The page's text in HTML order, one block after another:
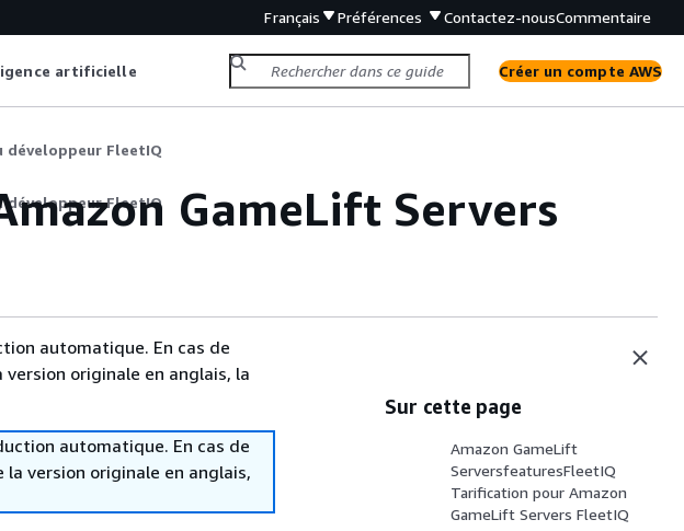
Français Préférences Contactez-nousCommentaire
artificielle Créer un compte AWS
développeur FleetIQ
développeur FleetIQ
GameLift Servers
automatique. En cas de
originale en anglais, la
automatique. En cas de
version originale en anglais,
Sur cette page
Amazon GameLift
ServersfeaturesFleetIQ
Tarification pour Amazon
GameLift Servers FleetIQ